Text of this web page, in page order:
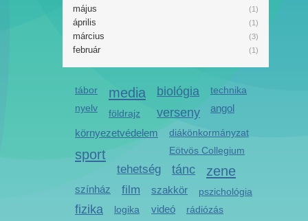
(1)
május
(1)
április
(3)
március
(1)
február
tábor media biológia technika
angol
nyelv verseny
földrajz
környezetvédelem
diákönkormányzat
Eötvös Collegium
sport
tehetség tánc zene
színház film szakkör pszichológia
fizika videó rádiózás
logika